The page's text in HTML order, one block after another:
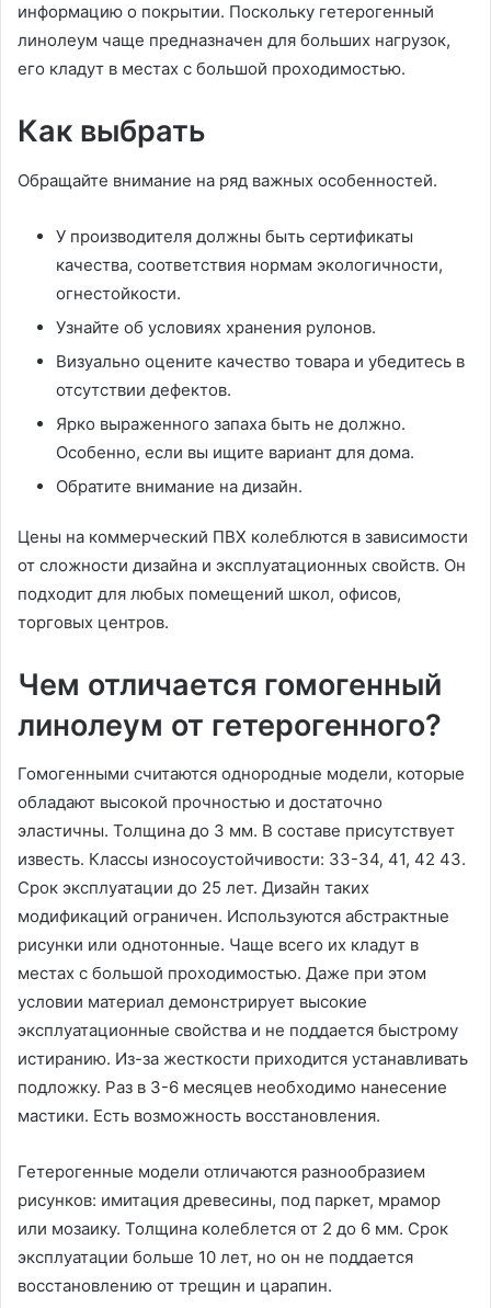
информацию о покрытии. Поскольку гетерогенный
линолеум чаще предназначен для больших нагрузок,
его кладут в местах с большой проходимостью. ​​​​​​
Как выбрать
Обращайте внимание на ряд важных особенностей.
У производителя должны быть сертификаты
качества, соответствия нормам экологичности,
огнестойкости.
Узнайте об условиях хранения рулонов.
Визуально оцените качество товара и убедитесь в
отсутствии дефектов.
Ярко выраженного запаха быть не должно.
Особенно, если вы ищите вариант для дома.
Обратите внимание на дизайн.
Цены на коммерческий ПВХ колеблются в зависимости
от сложности дизайна и эксплуатационных свойств. Он
подходит для любых помещений школ, офисов,
торговых центров.
Чем отличается гомогенный
линолеум от гетерогенного?
Гомогенными считаются однородные модели, которые
обладают высокой прочностью и достаточно
эластичны. Толщина до 3 мм. В составе присутствует
известь. Классы износоустойчивости: 33-34, 41, 42 43.
Срок эксплуатации до 25 лет. Дизайн таких
модификаций ограничен. Используются абстрактные
рисунки или однотонные. Чаще всего их кладут в
местах с большой проходимостью. Даже при этом
условии материал демонстрирует высокие
эксплуатационные свойства и не поддается быстрому
истиранию. Из-за жесткости приходится устанавливать
подложку. Раз в 3-6 месяцев необходимо нанесение
мастики. Есть возможность восстановления.
Гетерогенные модели отличаются разнообразием
рисунков: имитация древесины, под паркет, мрамор
или мозаику. Толщина колеблется от 2 до 6 мм. Срок
эксплуатации больше 10 лет, но он не поддается
восстановлению от трещин и царапин.